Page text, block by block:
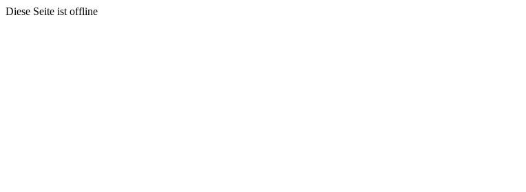
Diese Seite ist offline